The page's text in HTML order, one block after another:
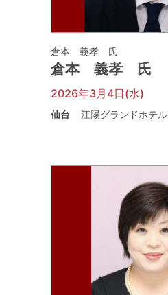
倉本 義孝 氏
倉本 義孝 氏
2026年3月4日(水)
仙台 江陽グランドホテル